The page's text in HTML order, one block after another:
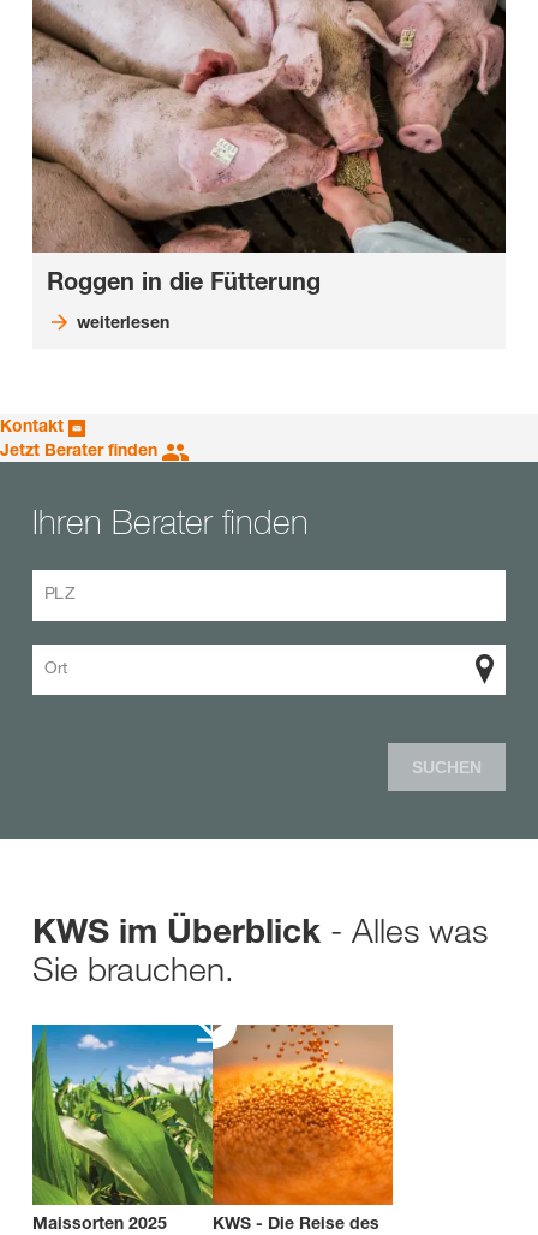
Roggen in die Fütterung
weiterlesen
Kontakt
Jetzt Berater finden
Ihren Berater finden
PLZ
Ort
SUCHEN
KWS im Überblick - Alles was
Sie brauchen.
Maissorten 2025
KWS - Die Reise des